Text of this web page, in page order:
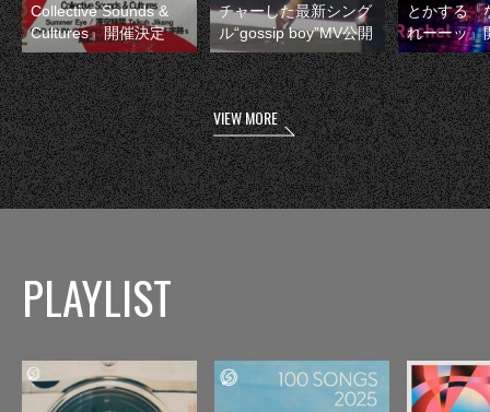
Collective Sounds &
Cultures』開催決定
チャーした最新シング
ル“gossip boy”MV公開
とかする『
れーーッ』
VIEW MORE
PLAYLIST